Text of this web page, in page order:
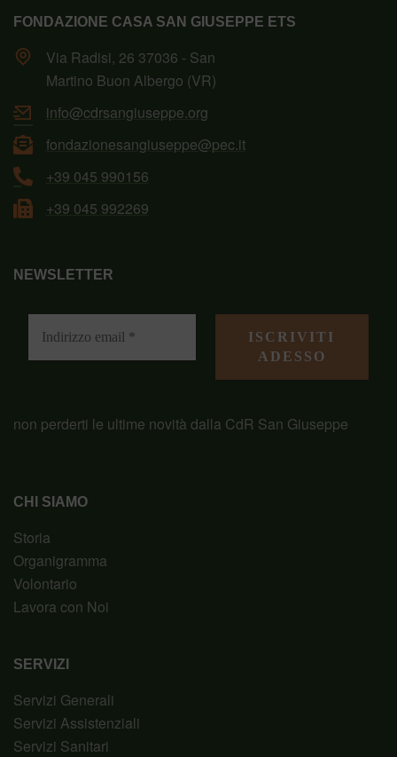
FONDAZIONE CASA SAN GIUSEPPE ETS
Via Radisi, 26 37036 - San
Martino Buon Albergo (VR)
info@cdrsangiuseppe.org
fondazionesangiuseppe@pec.it
+39 045 990156
+39 045 992269
CHI SIAMO
Storia
Organigramma
Volontario
Lavora con Noi
SERVIZI
Servizi Generali
Servizi Assistenziali
Servizi Sanitari
NEWSLETTER
non perderti le ultime novità dalla CdR San Giuseppe